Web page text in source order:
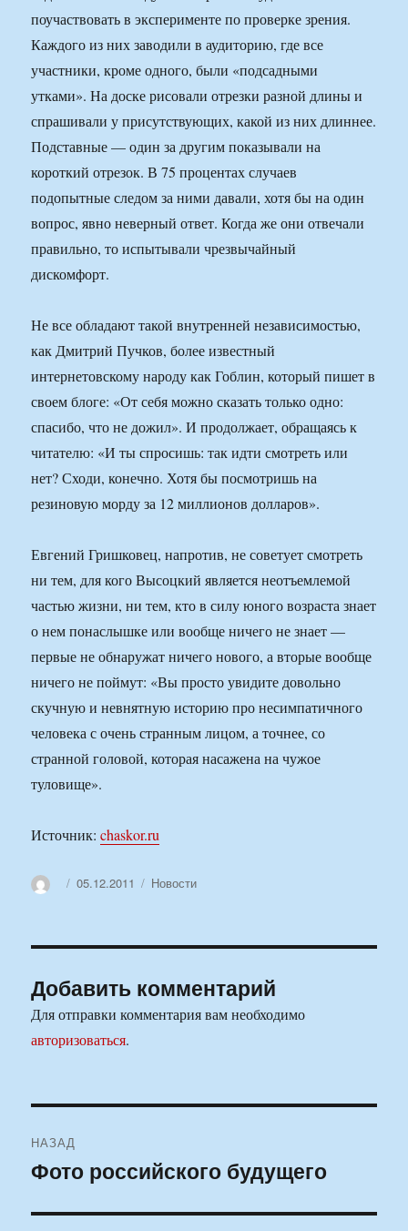
поучаствовать в эксперименте по проверке зрения.
Каждого из них заводили в аудиторию, где все
участники, кроме одного, были «подсадными
утками». На доске рисовали отрезки разной длины и
спрашивали у присутствующих, какой из них длиннее.
Подставные — один за другим показывали на
короткий отрезок. В 75 процентах случаев
подопытные следом за ними давали, хотя бы на один
вопрос, явно неверный ответ. Когда же они отвечали
правильно, то испытывали чрезвычайный
дискомфорт.
Не все обладают такой внутренней независимостью,
как Дмитрий Пучков, более известный
интернетовскому народу как Гоблин, который пишет в
своем блоге: «От себя можно сказать только одно:
спасибо, что не дожил». И продолжает, обращаясь к
читателю: «И ты спросишь: так идти смотреть или
нет? Сходи, конечно. Хотя бы посмотришь на
резиновую морду за 12 миллионов долларов».
Евгений Гришковец, напротив, не советует смотреть
ни тем, для кого Высоцкий является неотъемлемой
частью жизни, ни тем, кто в силу юного возраста знает
о нем понаслышке или вообще ничего не знает —
первые не обнаружат ничего нового, а вторые вообще
ничего не поймут: «Вы просто увидите довольно
скучную и невнятную историю про несимпатичного
человека с очень странным лицом, а точнее, со
странной головой, которая насажена на чужое
туловище».
Источник:chaskor.ru
АвторОпубликовано
05.12.2011 Рубрики
Новости
Добавить комментарий
Для отправки комментария вам необходимо
авторизоваться.
по
НАЗАД
Предыдущая
Фото российского будущего